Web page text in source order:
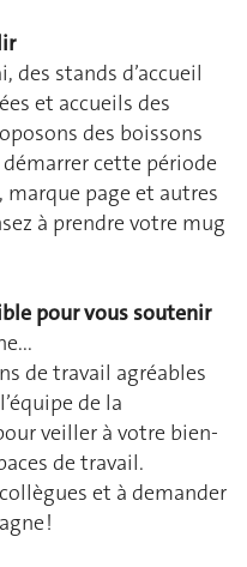
des stands d’accueil
et accueils des
des boissons
cette période
marque page et autres
à prendre votre mug
pour vous soutenir
de travail agréables
de la
veiller à votre bien-
de travail.
et à demander
!